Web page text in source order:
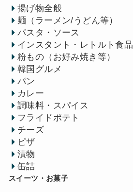
揚げ物全般
麺（ラーメン/うどん等）
パスタ・ソース
インスタント・レトルト食品
粉もの（お好み焼き等）
韓国グルメ
パン
カレー
調味料・スパイス
フライドポテト
チーズ
ピザ
漬物
缶詰
スイーツ・お菓子